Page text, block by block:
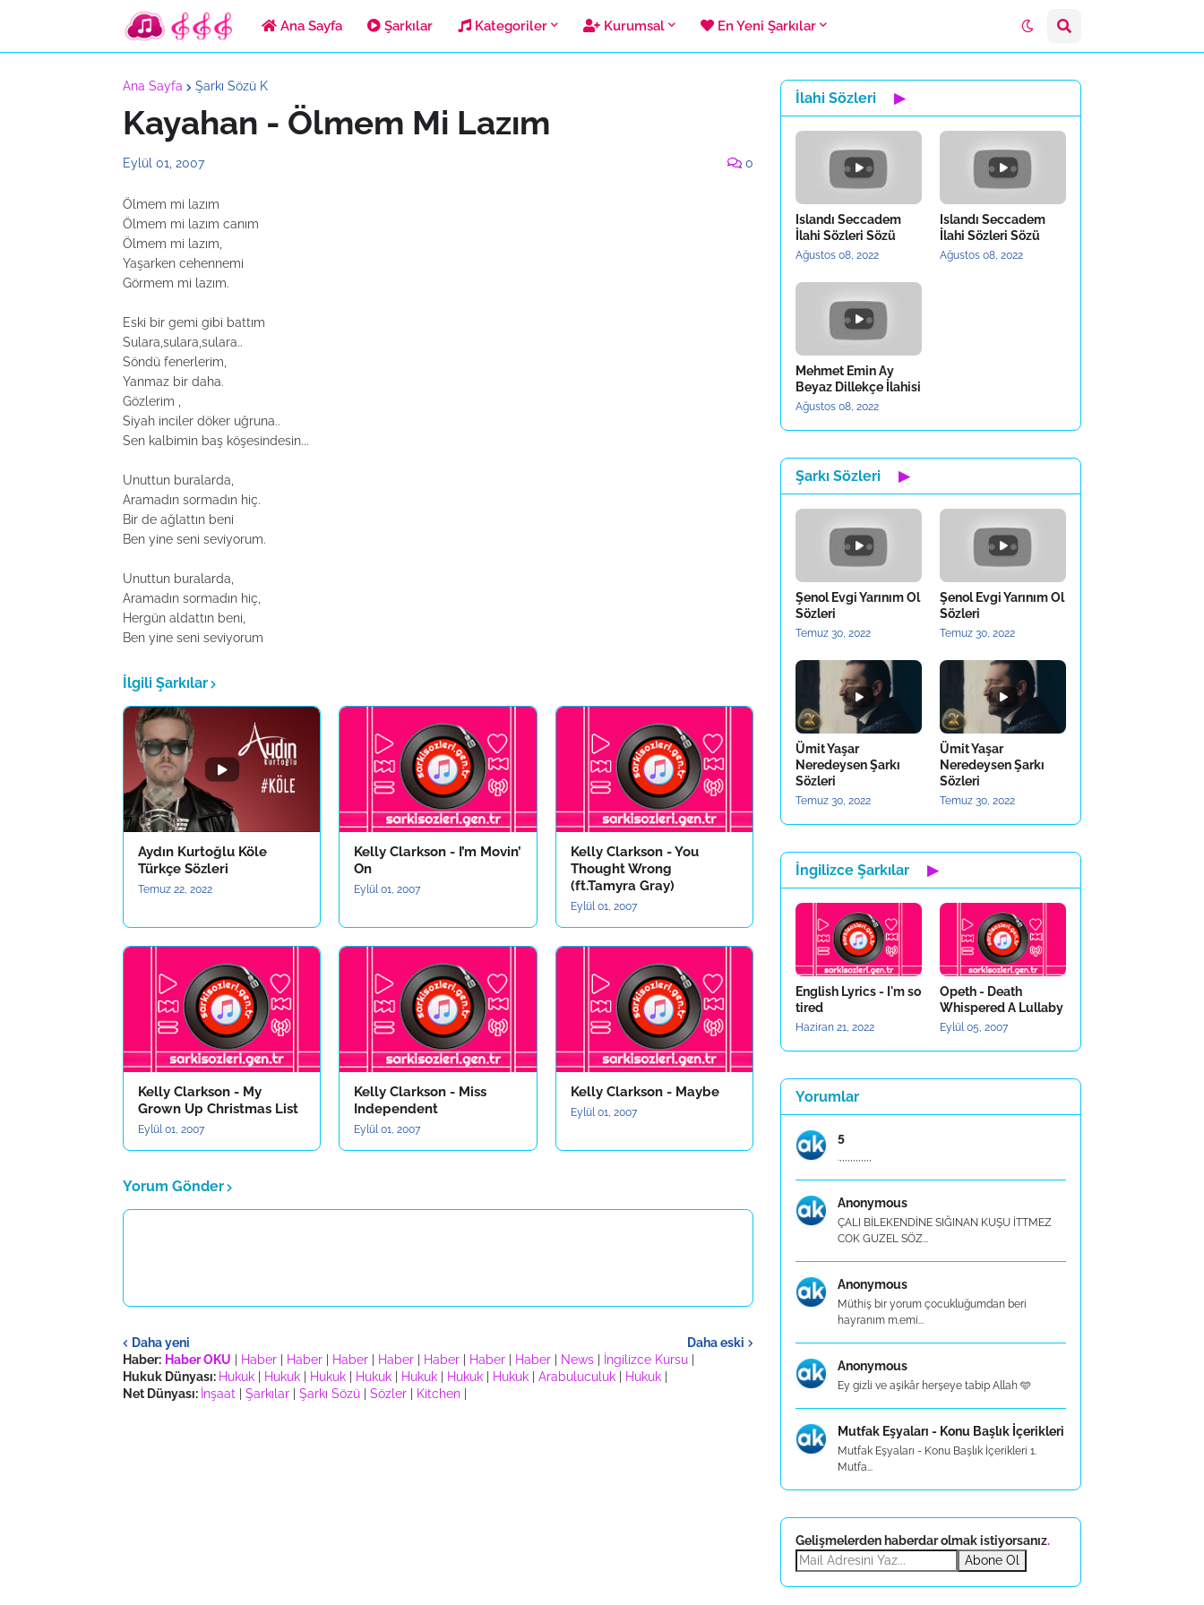
Ana Sayfa Şarkılar Kategoriler Kurumsal En Yeni Şarkılar
Ana Sayfa Şarkı Sözü K
Kayahan - Ölmem Mi Lazım
Eylül 01, 2007 0
Ölmem mi lazım
Ölmem mi lazım canım
Ölmem mi lazım,
Yaşarken cehennemi
Görmem mi lazım.
Eski bir gemi gibi battım
Sulara,sulara,sulara..
Söndü fenerlerim,
Yanmaz bir daha.
Gözlerim ,
Siyah inciler döker uğruna..
Sen kalbimin baş köşesindesin...
Unuttun buralarda,
Aramadın sormadın hiç.
Bir de ağlattın beni
Ben yine seni seviyorum.
Unuttun buralarda,
Aramadın sormadın hiç,
Hergün aldattın beni,
Ben yine seni seviyorum
İlgili Şarkılar
Aydın Kurtoğlu Köle
Türkçe Sözleri
Temuz 22, 2022
Kelly Clarkson - I’m Movin’
On
Eylül 01, 2007
Kelly Clarkson - You
Thought Wrong
(ft.Tamyra Gray)
Eylül 01, 2007
Kelly Clarkson - My
Grown Up Christmas List
Eylül 01, 2007
Kelly Clarkson - Miss
Independent
Eylül 01, 2007
Kelly Clarkson - Maybe
Eylül 01, 2007
Yorum Gönder
Daha yeni
Daha eski
Haber: Haber OKU Haber Haber Haber Haber Haber Haber Haber News İngilizce Kursu
Hukuk Dünyası: Hukuk Hukuk Hukuk Hukuk Hukuk Hukuk Hukuk Arabuluculuk Hukuk
Net Dünyası: İnşaat Şarkılar Şarkı Sözü Sözler Kitchen
İlahi Sözleri ▶
Islandı Seccadem
İlahi Sözleri Sözü
Ağustos 08, 2022
Islandı Seccadem
İlahi Sözleri Sözü
Ağustos 08, 2022
Mehmet Emin Ay
Beyaz Dillekçe İlahisi
Ağustos 08, 2022
Şarkı Sözleri ▶
Şenol Evgi Yarınım Ol
Sözleri
Temuz 30, 2022
Şenol Evgi Yarınım Ol
Sözleri
Temuz 30, 2022
Ümit Yaşar
Neredeysen Şarkı
Sözleri
Temuz 30, 2022
Ümit Yaşar
Neredeysen Şarkı
Sözleri
Temuz 30, 2022
İngilizce Şarkılar ▶
English Lyrics - I'm so
tired
Haziran 21, 2022
Opeth - Death
Whispered A Lullaby
Eylül 05, 2007
Yorumlar
5
.,,,,,,,,,,,,
Anonymous
ÇALI BİLEKENDİNE SIĞINAN KUŞU İTTMEZ
COK GUZEL SÖZ...
Anonymous
Müthiş bir yorum çocukluğumdan beri
hayranım m.emi...
Anonymous
Ey gizli ve aşikâr herşeye tabip Allah 🩵
Mutfak Eşyaları - Konu Başlık İçerikleri
Mutfak Eşyaları - Konu Başlık İçerikleri 1.
Mutfa...
Gelişmelerden haberdar olmak istiyorsanız.
Abone Ol